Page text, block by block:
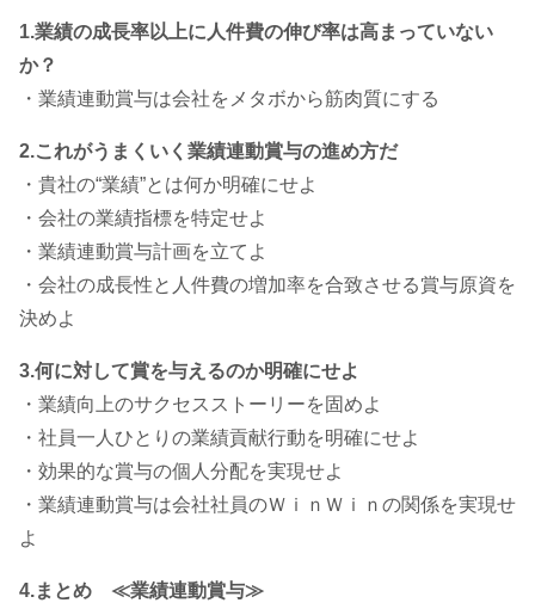
1.業績の成長率以上に人件費の伸び率は高まっていない
か？
・業績連動賞与は会社をメタボから筋肉質にする
2.これがうまくいく業績連動賞与の進め方だ
・貴社の“業績”とは何か明確にせよ
・会社の業績指標を特定せよ
・業績連動賞与計画を立てよ
・会社の成長性と人件費の増加率を合致させる賞与原資を
決めよ
3.何に対して賞を与えるのか明確にせよ
・業績向上のサクセスストーリーを固めよ
・社員一人ひとりの業績貢献行動を明確にせよ
・効果的な賞与の個人分配を実現せよ
・業績連動賞与は会社社員のＷｉｎＷｉｎの関係を実現せ
よ
4.まとめ ≪業績連動賞与≫